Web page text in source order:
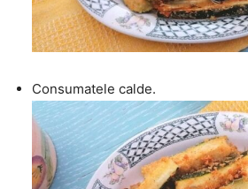
Consumatele calde.